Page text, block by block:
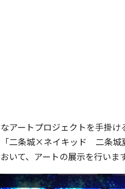
アートプロジェクトを手掛
二条城×ネイキッド 二条城
いて、アートの展示を行います